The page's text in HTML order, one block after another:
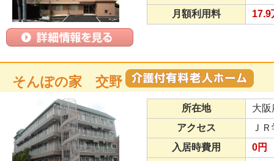
月額利用料
17.9
そんぽの家 交野
所在地
大
アクセス
Ｊ
入居時費用
0円